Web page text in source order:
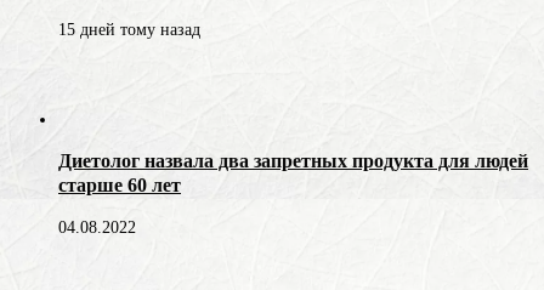
15 дней тому назад
Диетолог назвала два запретных продукта для людей
старше 60 лет
04.08.2022